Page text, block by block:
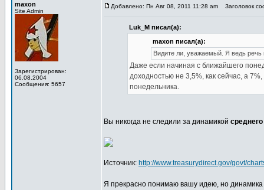
maxon
Site Admin
Зарегистрирован:
06.08.2004
Сообщения: 5657
Добавлено: Пн Авг 08, 2011 11:28 am Заголовок
Luk_M писал(а):
maxon писал(а):
Видите ли, уважаемый. Я ведь речь
Даже если начиная с ближайшего
доходностью не 3,5%, как сейчас, а
понедельника.
Вы никогда не следили за динамикой среднего
Источник: http://www.treasurydirect.gov/govt/
Я прекрасно понимаю вашу идею, но динамика